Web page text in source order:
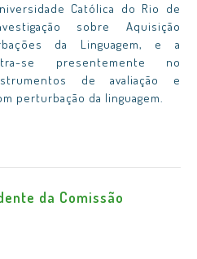
Católica do Rio de
sobre Aquisição
da Linguagem, e a
se presentemente no
de avaliação e
perturbação da linguagem.
da Comissão